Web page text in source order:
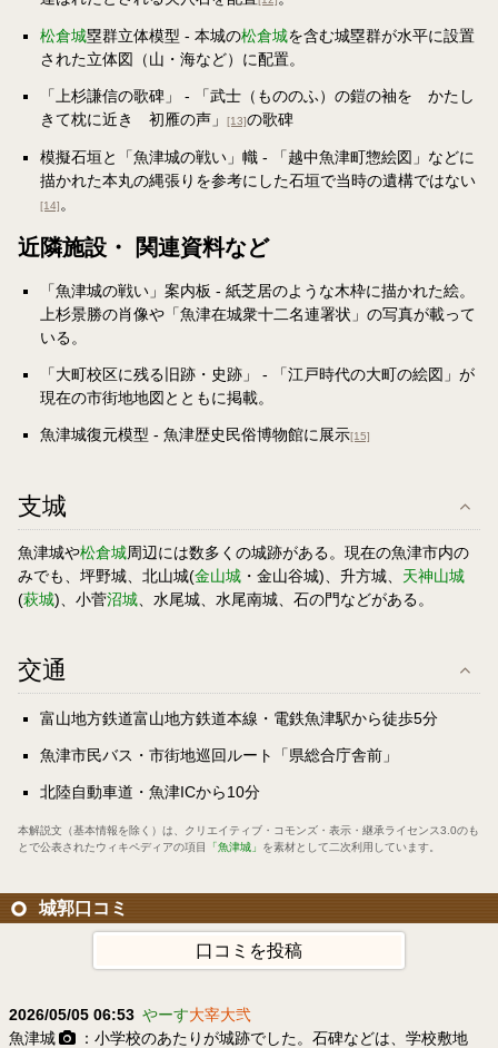
松倉城塁群立体模型 - 本城の松倉城を含む城塁群が水平に設置
された立体図（山・海など）に配置。
「上杉謙信の歌碑」 - 「武士（もののふ）の鎧の袖を かたし
きて枕に近き 初雁の声」
[13]の歌碑
模擬石垣と「魚津城の戦い」幟 - 「越中魚津町惣絵図」などに
描かれた本丸の縄張りを参考にした石垣で当時の遺構ではない
[14] 。
近隣施設・ 関連資料など
「魚津城の戦い」案内板 - 紙芝居のような木枠に描かれた絵。
上杉景勝の肖像や「魚津在城衆十二名連署状」の写真が載って
いる。
「大町校区に残る旧跡・史跡」 - 「江戸時代の大町の絵図」が
現在の市街地地図とともに掲載。
魚津城復元模型 - 魚津歴史民俗博物館に展示[15]
支城
魚津城や松倉城周辺には数多くの城跡がある。現在の魚津市内の
みでも、坪野城、北山城(金山城 ・金山谷城)、升方城、 天神山城
(萩城)、小菅沼城 、水尾城、水尾南城、石の門などがある。
交通
富山地方鉄道富山地方鉄道本線・電鉄魚津駅から徒歩5分
魚津市民バス・市街地巡回ルート「県総合庁舎前」
北陸自動車道・魚津ICから10分
本解説文（基本情報を除く）は、 クリエイティブ・コモンズ・表示・継承ライセンス3.0のも
とで公表されたウィキペディアの項目
「魚津城」 を素材として二次利用しています。
城郭口コミ
口コミを投稿
2026/05/05 06:53 やーす大宰大弐
魚津城
：小学校のあたりが城跡でした。石碑などは、学校敷地